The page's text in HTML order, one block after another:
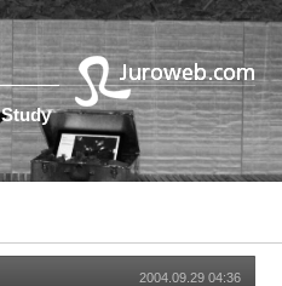
Study
2004.09.29 04:36